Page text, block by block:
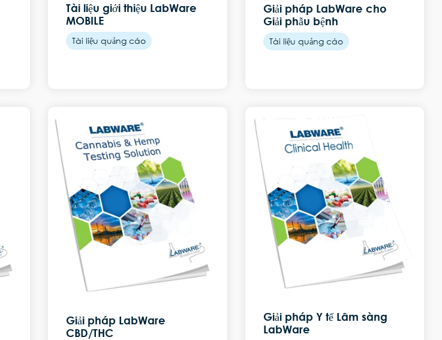
Tài liệu giới thiệu LabWare
MOBILE
Tài liệu quảng cáo
Giải pháp LabWare cho
Giải phẫu bệnh
Tài liệu quảng cáo
Giải pháp LabWare
CBD/THC
Giải pháp Y tế Lâm sàng
LabWare